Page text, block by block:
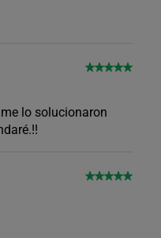
lo solucionaron